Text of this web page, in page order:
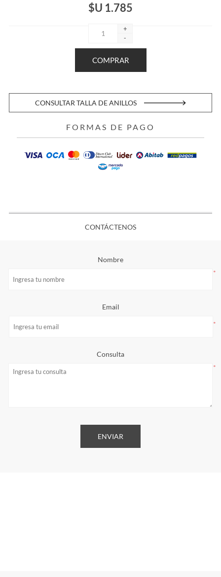
$U 1.785
+
-
CONSULTAR TALLA DE ANILLOS
FORMAS DE PAGO
CONTÁCTENOS
Nombre
*
Email
*
Consulta
*